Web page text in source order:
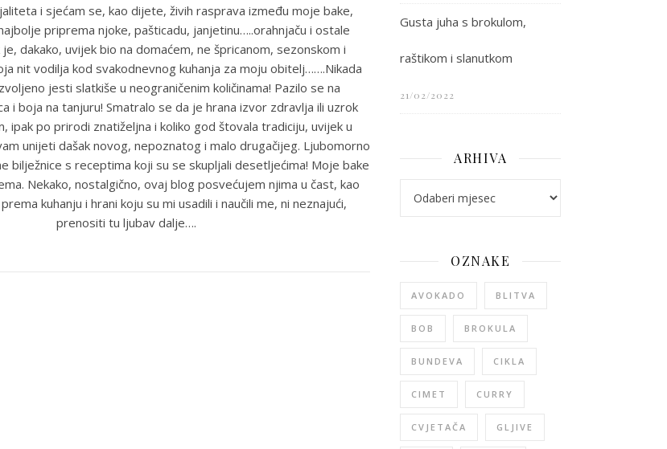
i sjećam se, kao dijete, živih rasprava između moje bake,
priprema njoke, pašticadu, janjetinu…..orahnjaču i ostale
dakako, uvijek bio na domaćem, ne špricanom, sezonskom i
nit vodilja kod svakodnevnog kuhanja za moju obitelj…….Nikada
jesti slatkiše u neograničenim količinama! Pazilo se na
i boja na tanjuru! Smatralo se da je hrana izvor zdravlja ili uzrok
ipak po prirodi znatiželjna i koliko god štovala tradiciju, uvijek u
unijeti dašak novog, nepoznatog i malo drugačijeg. Ljubomorno
bilježnice s receptima koji su se skupljali desetljećima! Moje bake
Nekako, nostalgično, ovaj blog posvećujem njima u čast, kao
kuhanju i hrani koju su mi usadili i naučili me, ni neznajući,
prenositi tu ljubav dalje….
Gusta juha s brokulom,
raštikom i slanutkom
21/02/2022
ARHIVA
OZNAKE
AVOKADO BLITVA
BOB BROKULA
BUNDEVA CIKLA
CIMET CURRY
CVJETAČA GLJIVE